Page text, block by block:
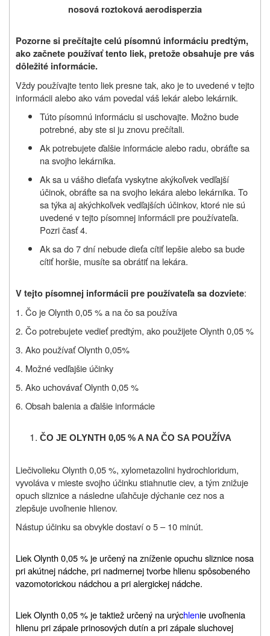
nosová roztoková aerodisperzia
Pozorne si prečítajte celú písomnú informáciu predtým,
ako začnete používať tento liek, pretože obsahuje pre vás
dôležité informácie.
Vždy používajte tento liek presne tak, ako je to uvedené v tejto
informácii alebo ako vám povedal váš lekár alebo lekárnik.
Túto písomnú informáciu si uschovajte. Možno bude
potrebné, aby ste si ju znovu prečítali.
Ak potrebujete ďalšie informácie alebo radu, obráťte sa
na svojho lekárnika.
Ak sa u vášho dieťaťa vyskytne akýkoľvek vedľajší
účinok, obráťte sa na svojho lekára alebo lekárnika. To
sa týka aj akýchkoľvek vedľajších účinkov, ktoré nie sú
uvedené v tejto písomnej informácii pre používateľa.
Pozri časť 4.
Ak sa do 7 dní nebude dieťa cítiť lepšie alebo sa bude
cítiť horšie, musíte sa obrátiť na lekára.
V tejto písomnej informácii pre používateľa sa dozviete:
1. Čo jeOlynth 0,05 %a na čo sa používa
2. Čo potrebujete vedieť predtým, ako použijeteOlynth 0,05 %
3. Ako používať Olynth 0,05%
4. Možné vedľajšie účinky
5. Ako uchovávaťOlynth 0,05 %
6. Obsah balenia a ďalšie informácie
ČO JE O LYNTH 0,05 % A NA ČO SA POUŽÍVA
Liečivolieku Olynth 0,05 %, xylometazolini hydrochloridum,
vyvoláva v mieste svojho účinku stiahnutie ciev, a tým znižuje
opuch sliznice a následne uľahčuje dýchanie cez nos a
zlepšuje uvoľnenie hlienov.
Nástup účinku sa obvykle dostaví o 5 – 10 minút.
Liek Olynth 0,05 % je určený na zníženie opuchu sliznice nosa
pri akútnej nádche, pri nadmernej tvorbe hlienu spôsobeného
vazomotorickou nádchou a pri alergickej nádche.
Liek Olynth 0,05 % je taktiež určený na urýchlenie uvoľnenia
hlienu pri zápale prinosových dutín a pri zápale sluchovej